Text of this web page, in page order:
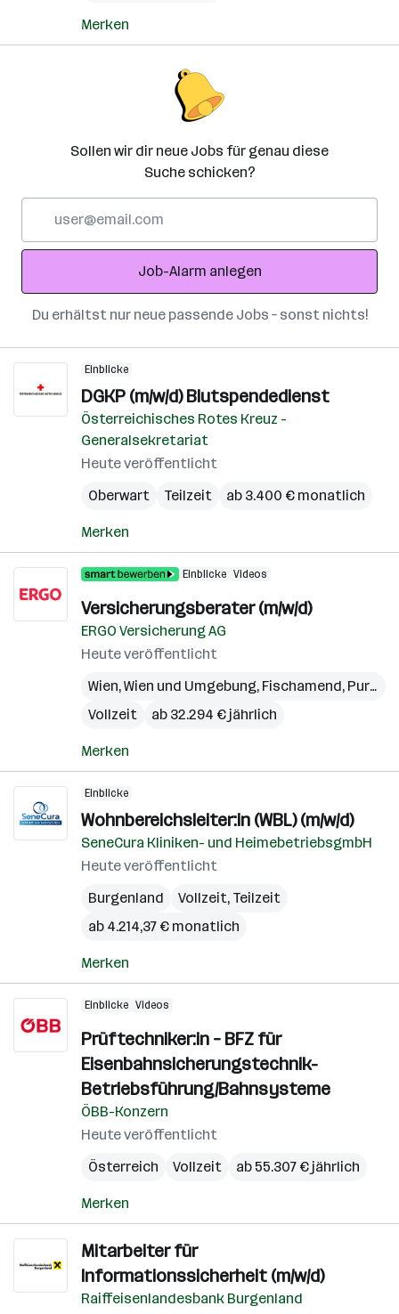
Merken
Sollen wir dir neue Jobs für genau diese
Suche schicken?
Adresse
Job-Alarm anlegen
Du erhältst nur neue passende Jobs – sonst nichts!
Einblicke
DGKP (m/w/d) Blutspendedienst
Österreichisches Rotes Kreuz -
Generalsekretariat
Heute veröffentlicht
Oberwart
Teilzeit ab 3.400 € monatlich
Merken
Einblicke Videos
Versicherungsberater (m/w/d)
ERGO Versicherung AG
Heute veröffentlicht
Wien,Wien und Umgebung, Fischamend, Purkersdorf
Vollzeit
ab 32.294 € jährlich
Merken
Einblicke
Wohnbereichsleiter:in (WBL) (m/w/d)
SeneCura Kliniken- und HeimebetriebsgmbH
Heute veröffentlicht
Burgenland
Vollzeit, Teilzeit
ab 4.214,37 € monatlich
Merken
Einblicke Videos
Prüftechniker:in – BFZ für
Eisenbahnsicherungstechnik-
Betriebsführung/Bahnsysteme
ÖBB-Konzern
Heute veröffentlicht
Österreich
Vollzeit ab 55.307 € jährlich
Merken
Mitarbeiter für
Informationssicherheit (m/w/d)
Raiffeisenlandesbank Burgenland